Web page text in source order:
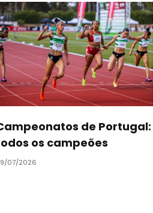
de Portugal:
os campeões
07/2026